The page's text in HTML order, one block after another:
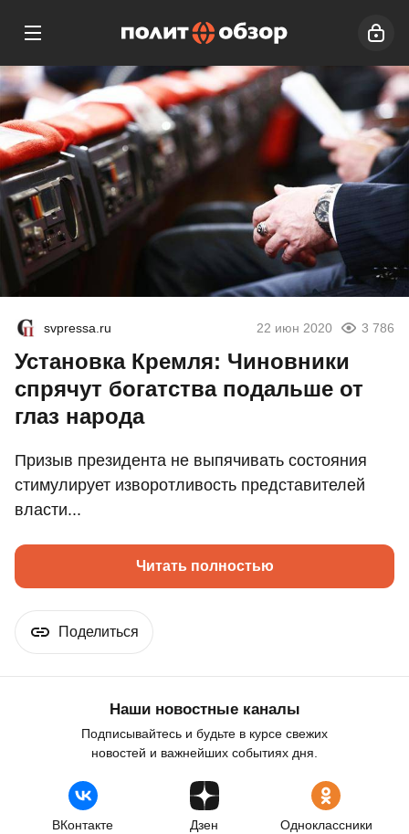
svpressa.ru 22 июн 2020 3 786
Установка Кремля: Чиновники
спрячут богатства подальше от
глаз народа
Призыв президента не выпячивать состояния
стимулирует изворотливость представителей
власти...
Читать полностью
Поделиться
Наши новостные каналы
Подписывайтесь и будьте в курсе свежих
новостей и важнейших событиях дня.
ВКонтакте Дзен Одноклассники